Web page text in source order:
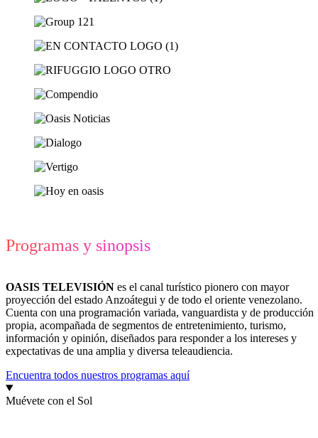
Programas y sinopsis
OASIS TELEVISIÓN es el canal turístico pionero con mayor
proyección del estado Anzoátegui y de todo el oriente venezolano.
Cuenta con una programación variada, vanguardista y de producción
propia, acompañada de segmentos de entretenimiento, turismo,
información y opinión, diseñados para responder a los intereses y
expectativas de una amplia y diversa teleaudiencia.
Encuentra todos nuestros programas aquí
Muévete con el Sol